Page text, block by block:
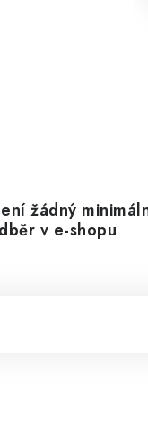
žádný
v e-shopu